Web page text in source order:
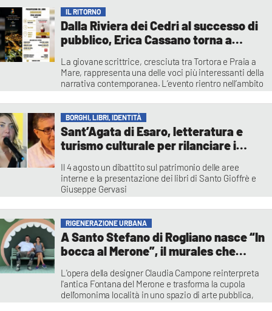
Ernesto Mastroianni
IL RITORNO
Dalla Riviera dei Cedri al successo di
pubblico, Erica Cassano torna a
La giovane scrittrice, cresciuta tra Tortora e Praia a
Mare, rappresenta una delle voci più interessanti della
narrativa contemporanea. L’evento rientro nell’ambito
promossa dall’assessore Annalisa Alfano
Francesca Lagatta
BORGHI, LIBRI, IDENTITÀ
Sant’Agata di Esaro, letteratura e
turismo culturale per rilanciare i
Il 4 agosto un dibattito sul patrimonio delle aree
interne e la presentazione dei libri di Santo Gioffrè e
Giuseppe Gervasi
RIGENERAZIONE URBANA
A Santo Stefano di Rogliano nasce “In
bocca al Merone”, il murales che
un'esperienza
L'opera della designer Claudia Campone reinterpreta
l'antica Fontana del Merone e trasforma la cupola
dell'omonima località in uno spazio di arte pubblica,